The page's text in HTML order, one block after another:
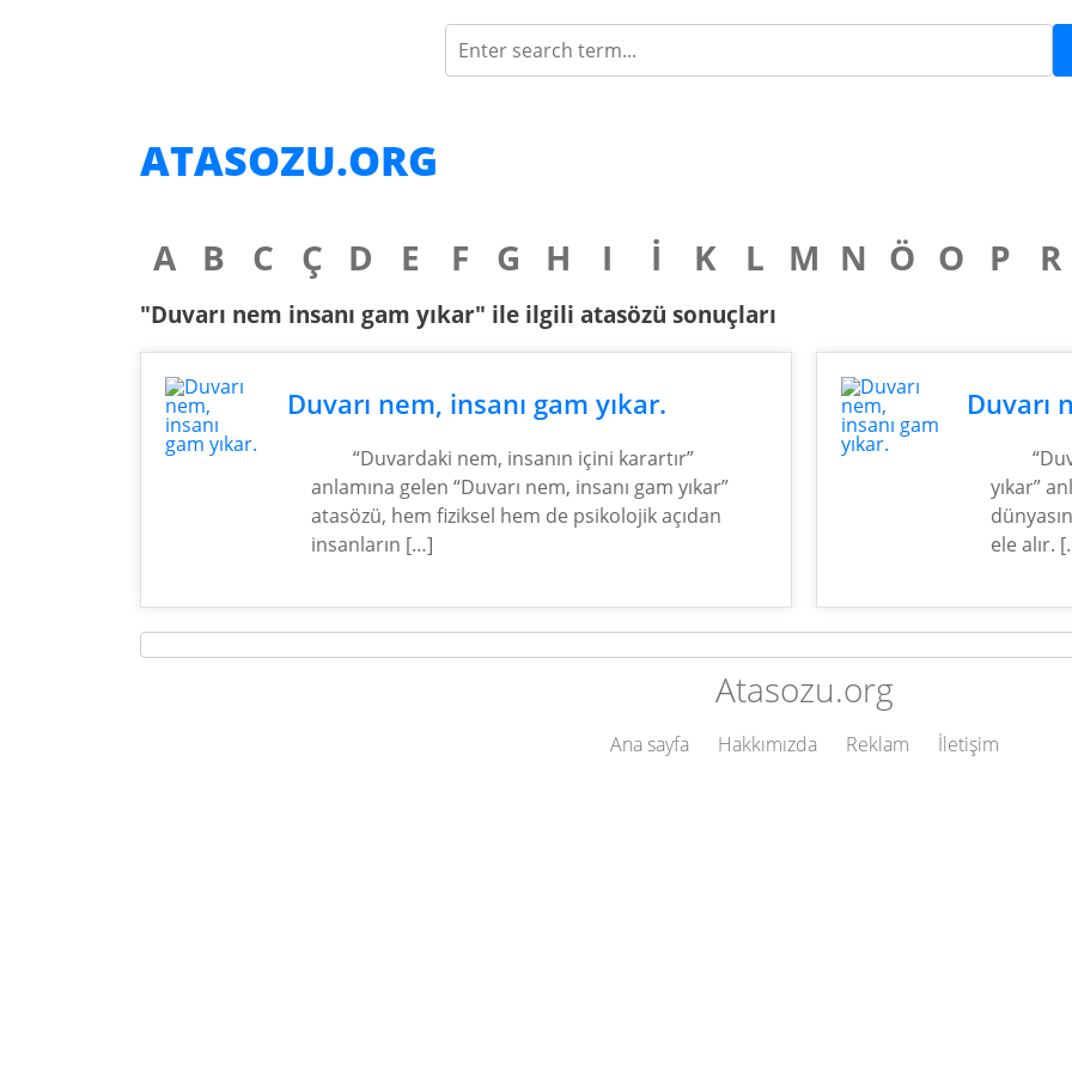
ATASOZU.ORG
A B C Ç D E F G H I İ K L M N Ö O P R
"Duvarı nem insanı gam yıkar" ile ilgili atasözü sonuçları
Duvarı nem, insanı gam yıkar.
“Duvardaki nem, insanın içini karartır”
anlamına gelen “Duvarı nem, insanı gam yıkar”
atasözü, hem fiziksel hem de psikolojik açıdan
insanların […]
Duvarı
yıkar”
ele alır.
Atasozu.org
Ana sayfa Hakkımızda Reklam İletişim